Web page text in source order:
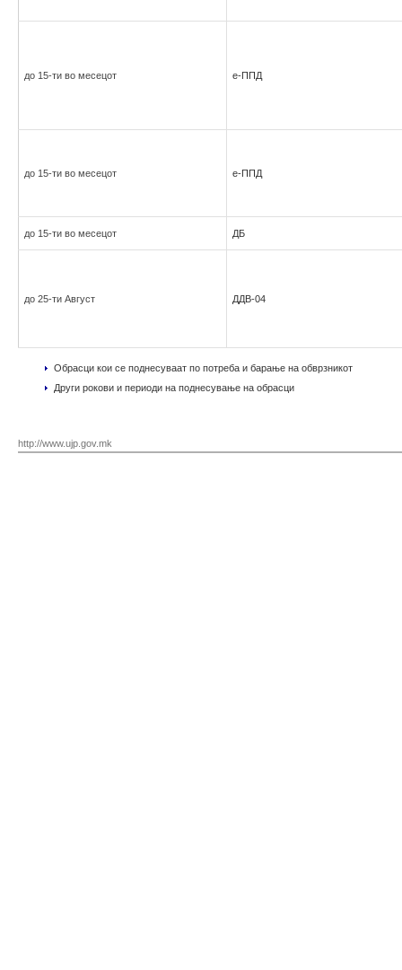
до 15-ти во месецот е-ППД
до 15-ти во месецот е-ППД
до 15-ти во месецот ДБ
до 25-ти Август ДДВ-04
Обрасци кои се поднесуваат по потреба и барање на обврзникот
Други рокови и периоди на поднесување на обрасци
http://www.ujp.gov.mk